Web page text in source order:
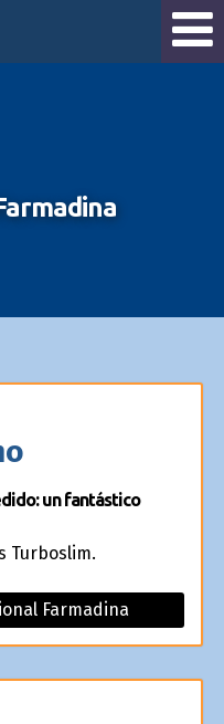
un fantástico
Turboslim.
Farmadina